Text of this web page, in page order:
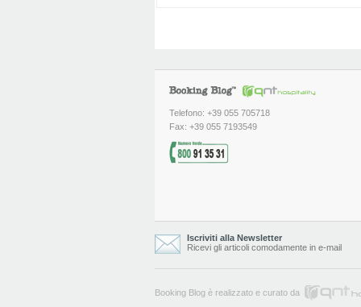
Telefono: +39 055 705718
Fax: +39 055 7193549
Iscriviti alla Newsletter
Ricevi gli articoli comodamente in e-mail
Booking Blog è realizzato e curato da